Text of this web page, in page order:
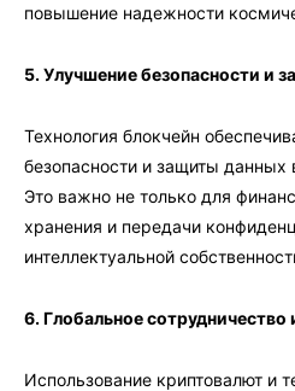
повышение надежности
5. Улучшение безопасности и
Технология блокчейн
безопасности и защиты данных
Это важно не только для
хранения и передачи
интеллектуальной
6. Глобальное сотрудничество
Использование криптовалют и